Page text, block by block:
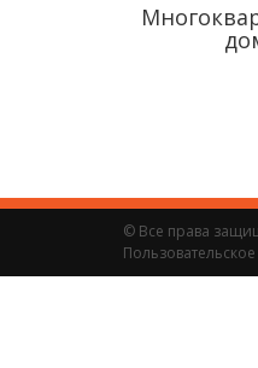
© Все права